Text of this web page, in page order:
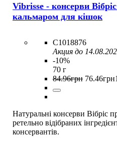
Vibrisse - консерви Вібріс
кальмаром для кішок
C1018876
Акция до
-10%
70 г
84.96грн 76.46грн
Натуральні консерви Вібріс
ретельно відібраних
консервантів.